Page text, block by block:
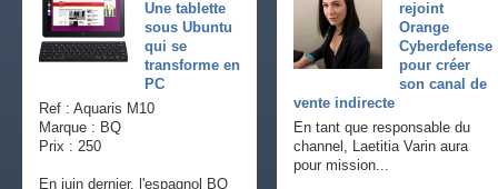
rejoint
Orange
Cyberdefense
pour créer
son canal de
vente indirecte
En tant que responsable du
channel, Laetitia Varin aura
pour mission...
Une tablette
sous Ubuntu
qui se
transforme en
PC
Ref : Aquaris M10
Marque : BQ
Prix : 250
En juin dernier, l'espagnol BQ